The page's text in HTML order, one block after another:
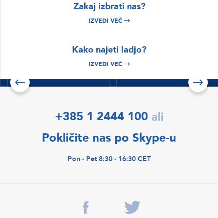
Zakaj izbrati nas?
IZVEDI VEČ
Kako najeti ladjo?
IZVEDI VEČ
Istra & Kvarner
BRSKAJTE
Hrvaška najem
čolnov
+385 1 2444 100 ali
Pokličite nas po Skype-u
Pon - Pet 8:30 - 16:30 CET